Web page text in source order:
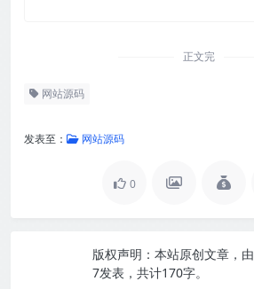
正文完
网站源码
发表至： 网站源码
0
版权声明： 本站原创文章，由
7发表，共计170字。